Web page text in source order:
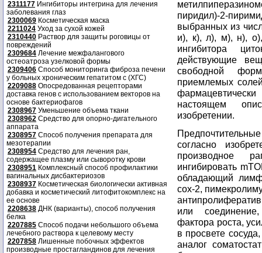
2311177 Ингибиторы интегрина для лечения
заболевания глаз
2300069 Косметическая маска
2211024 Уход за сухой кожей
2310440 Раствор для защиты роговицы от
повреждений
2309684 Лечение межфалангового
остеоатроза узелковой формы
2309406 Способ мониторинга фиброза печени
у больных хроническим гепатитом с (ХГС)
2209088 Опосредованная рецепторами
доставка генов с использованием векторов на
основе бактериофагов
2308967 Уменьшение объема ткани
2308962 Средство для опорно-дигательного
аппарата
2308957 Способ получения препарата для
мезотерапии
2308954 Средство для лечения ран,
содержащее плазму или сыворотку крови
2308951 Комплексный способ профилактики
вагинальных дисбактериозов
2308937 Косметическая биологически активная
добавка и косметический литофитокомплекс на
ее основе
2208638 ДНК (варианты), способ получения
белка
2207885 Способ подачи небольшого объема
лечебного раствора к целевому месту
2207858 Лишенные побочных эффектов
производные простагландинов для лечения
пиридил)-2-
выбранных из
и), к), л), м), н),
ингибитора
действующие
свободной
приемлемых
настоящем
изобретении.
согласно
производное
ингибировать
обладающий
сох-2,
или
фактора роста,
в просвете
аналог